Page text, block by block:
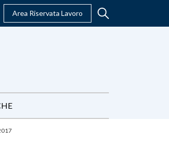
Area Riservata Lavoro